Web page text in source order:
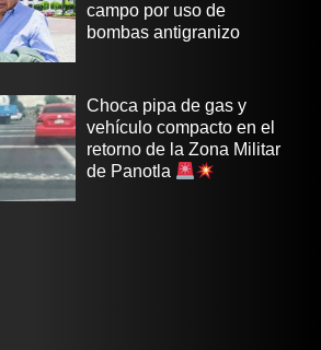
campo por uso de
bombas antigranizo
Choca pipa de gas y
vehículo compacto en el
retorno de la Zona Militar
de Panotla